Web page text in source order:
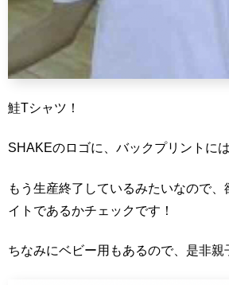
鮭Tシャツ！
SHAKEのロゴに、バックプリントに
もう生産終了しているみたいなので
イトであるかチェックです！
ちなみにベビー用もあるので、是非親